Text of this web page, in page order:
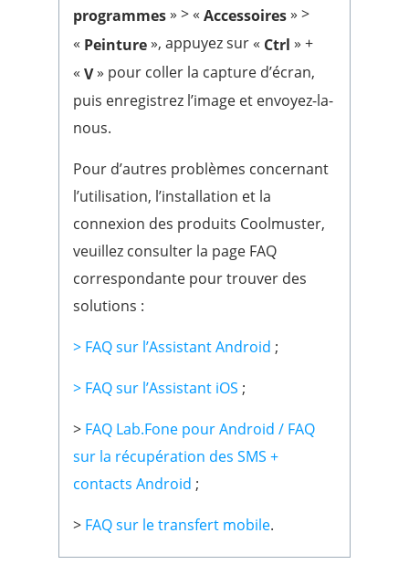
programmes» > « Accessoires» >
« Peinture», appuyez sur « Ctrl » +
« V» pour coller la capture d’écran,
puis enregistrez l’image et envoyez-la-
nous.
Pour d’autres problèmes concernant
l’utilisation, l’installation et la
connexion des produits Coolmuster,
veuillez consulter la page FAQ
correspondante pour trouver des
solutions :
> FAQ sur l’Assistant Android ;
> FAQ sur l’Assistant iOS ;
> FAQ Lab.Fone pour Android / FAQ
sur la récupération des SMS +
contacts Android ;
> FAQ sur le transfert mobile.